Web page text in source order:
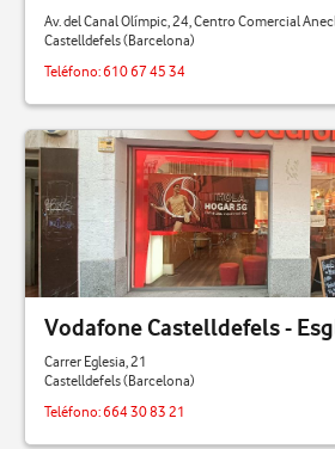
Esplugues De Llobregat
Hospitalet De Llobregat
L'Hospitalet de Llobregat
Manresa
Mataró
Mollet del Vallès
Premiá De Mar
Av. del Canal Olímpic, 24, Centro Comercial
Castelldefels (Barcelona)
Teléfono:610 67 45 34
Vodafone Castelldefels -
Carrer Eglesia, 21
Castelldefels (Barcelona)
Teléfono:664 30 83 21